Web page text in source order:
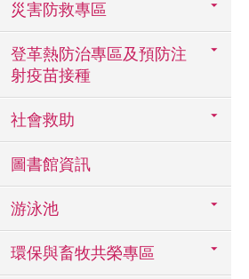
災害防救專區
登革熱防治專區及預防注
射疫苗接種
社會救助
圖書館資訊
游泳池
環保與畜牧共榮專區